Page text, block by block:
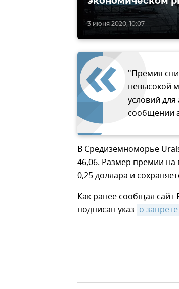
3 июня 2020, 10:07
"Премия
невысокой
условий
сообщении
В Средиземноморье
46,06. Размер премии
0,25 доллара и
Как ранее сообщал
подписан указ о